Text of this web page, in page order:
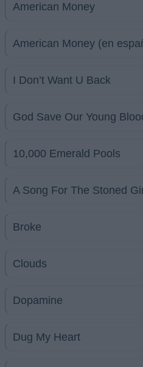
American Money
American Money (en
I Don’t Want U Back
God Save Our Young
10,000 Emerald Pools
A Song For The Stoned
Broke
Clouds
Dopamine
Dug My Heart